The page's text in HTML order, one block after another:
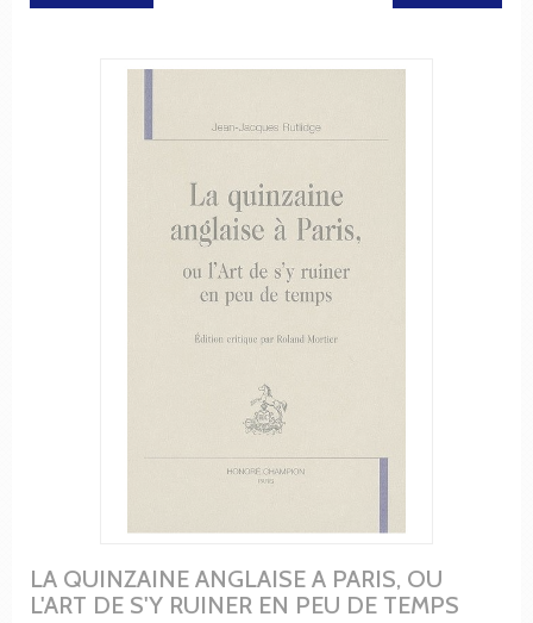
LA QUINZAINE ANGLAISE A PARIS, OU
L'ART DE S'Y RUINER EN PEU DE TEMPS